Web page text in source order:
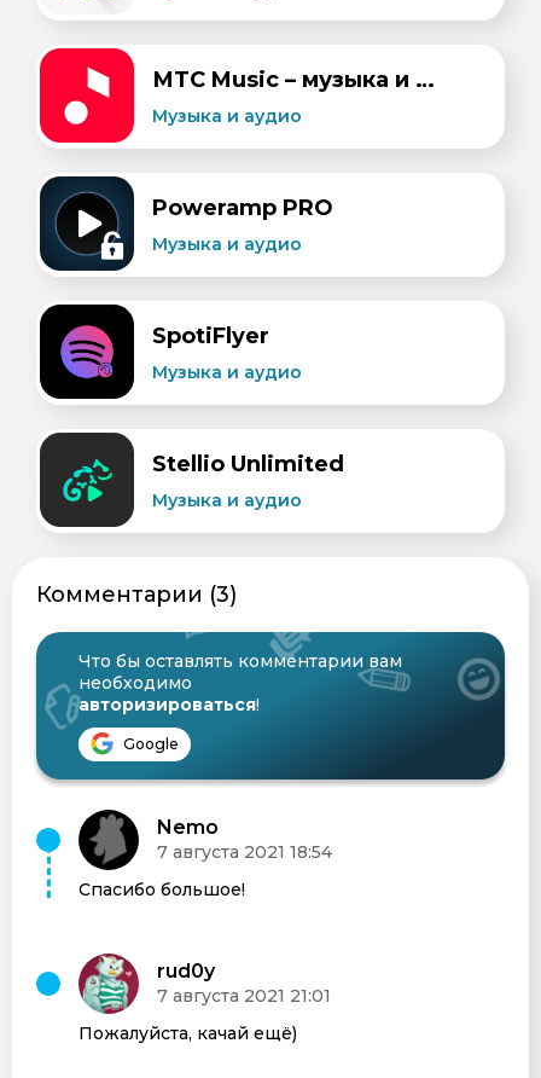
МТС Music – музыка и подкасты
Музыка и aудио
Poweramp PRO
Музыка и aудио
SpotiFlyer
Музыка и aудио
Stellio Unlimited
Музыка и aудио
Комментарии (3)
Что бы оставлять комментарии вам
необходимо
авторизироваться!
Google
Nemo
7 августа 2021 18:54
Спасибо большое!
rud0y
7 августа 2021 21:01
Пожалуйста, качай ещё)